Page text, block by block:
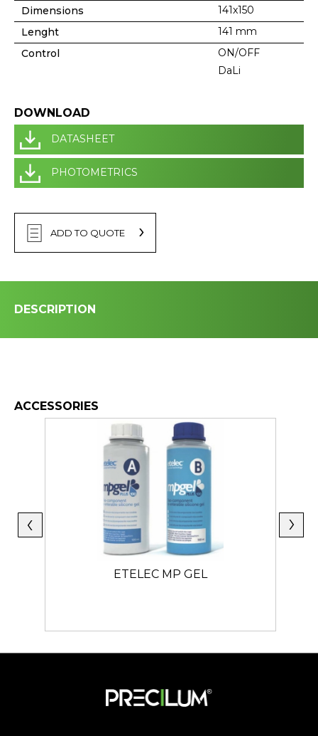
Dimensions
141x150
Lenght
141 mm
Control
ON/OFF
DaLi
DOWNLOAD
DATASHEET
PHOTOMETRICS
ADD TO QUOTE
DESCRIPTION
ACCESSORIES
ETELEC MP GEL